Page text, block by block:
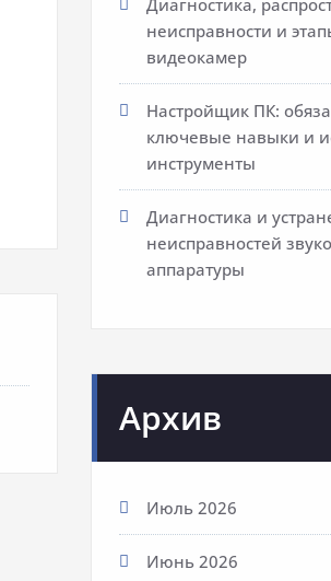
Диагностика,
неисправности и
видеокамер
Настройщик ПК:
ключевые навыки и
инструменты
Диагностика и
неисправностей
аппаратуры
Архив
Июль 2026
Июнь 2026